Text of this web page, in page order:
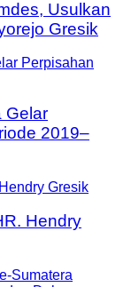
Usulkan
Gresik
Gelar
2019–
Hendry